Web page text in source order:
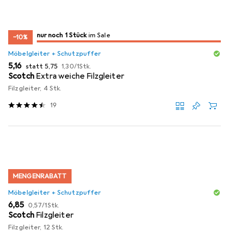
−10% noch 1 Stückim Sale
nur noch 1 Stück im Sale
Möbelgleiter + Schutzpuffer
EUR
5,16 statt EUR
5,75 EUR
1,30/1Stk.
Scotch Extra weiche Filzgleiter
Filzgleiter, 4 Stk.
19
MENGENRABATT
Möbelgleiter + Schutzpuffer
EUR
6,85 EUR
0,57/1Stk.
Scotch Filzgleiter
Filzgleiter, 12 Stk.